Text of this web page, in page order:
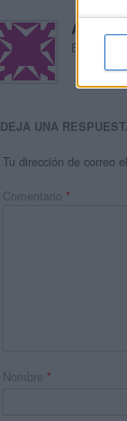
Acerca
El autor
DEJA UNA
Tu dirección de correo
Comentario *
Nombre *